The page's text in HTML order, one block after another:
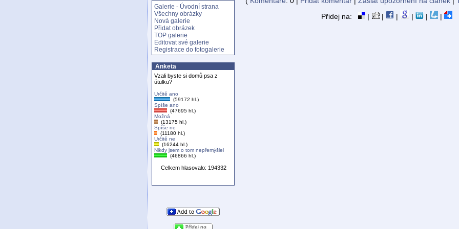
Galerie - Úvodní strana
Všechny obrázky
Nová galerie
Přidat obrázek
TOP galerie
Editovat své galerie
Registrace do fotogalerie
Anketa
Vzali byste si domů psa z
útulku?
Určitě ano
(59172 hl.)
Spíše ano
(47695 hl.)
Možná
(13175 hl.)
Spíše ne
(11180 hl.)
Určitě ne
(16244 hl.)
Nikdy jsem o tom nepřemýšlel
(46866 hl.)
Celkem hlasovalo: 194332
Přidej na:
| | | | | |